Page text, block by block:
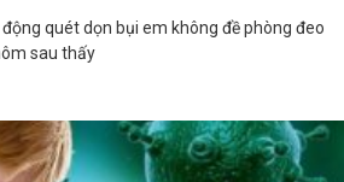
động quét dọn bụi em không đề phòng đeo
sau thấy